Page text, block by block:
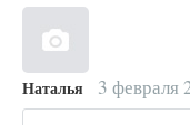
Наталья 3 февраля